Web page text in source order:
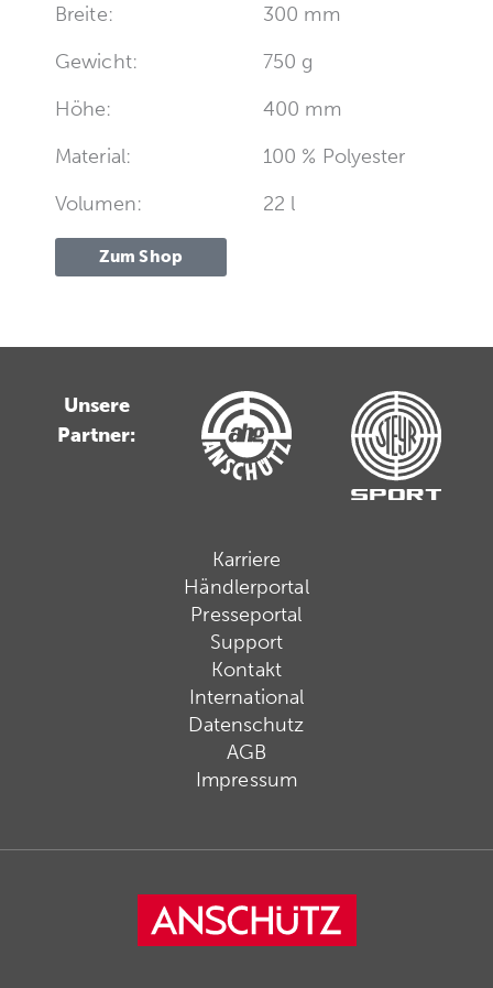
Breite:
300 mm
Gewicht:
750 g
Höhe:
400 mm
Material:
100 % Polyester
Volumen:
22 l
Zum Shop
Unsere
Partner:
Karriere
Händlerportal
Presseportal
Support
Kontakt
International
Datenschutz
AGB
Impressum